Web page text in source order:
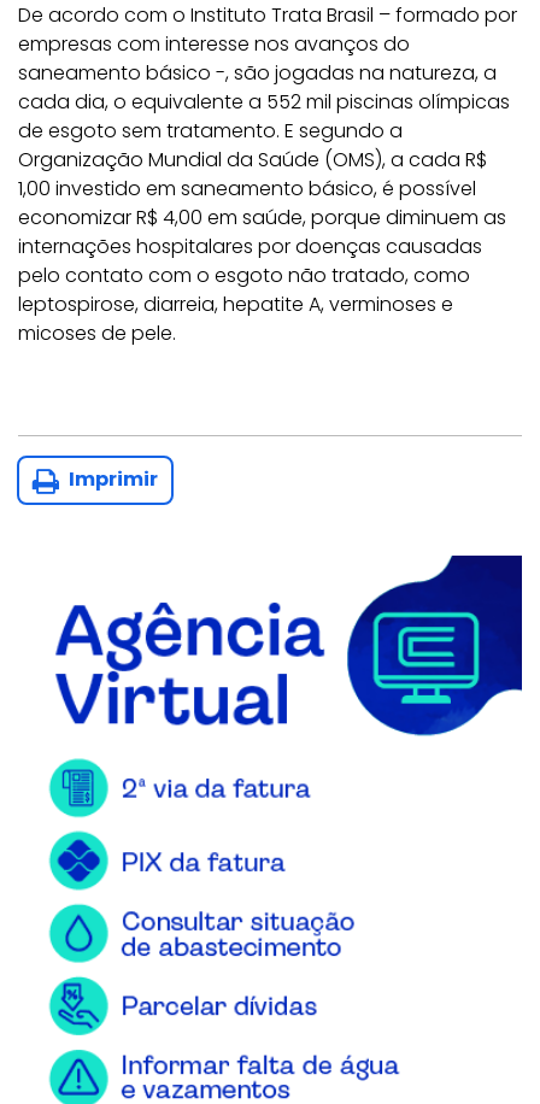
De acordo com o Instituto Trata Brasil – formado por
empresas com interesse nos avanços do
saneamento básico -, são jogadas na natureza, a
cada dia, o equivalente a 552 mil piscinas olímpicas
de esgoto sem tratamento. E segundo a
Organização Mundial da Saúde (OMS), a cada R$
1,00 investido em saneamento básico, é possível
economizar R$ 4,00 em saúde, porque diminuem as
internações hospitalares por doenças causadas
pelo contato com o esgoto não tratado, como
leptospirose, diarreia, hepatite A, verminoses e
micoses de pele.
Imprimir